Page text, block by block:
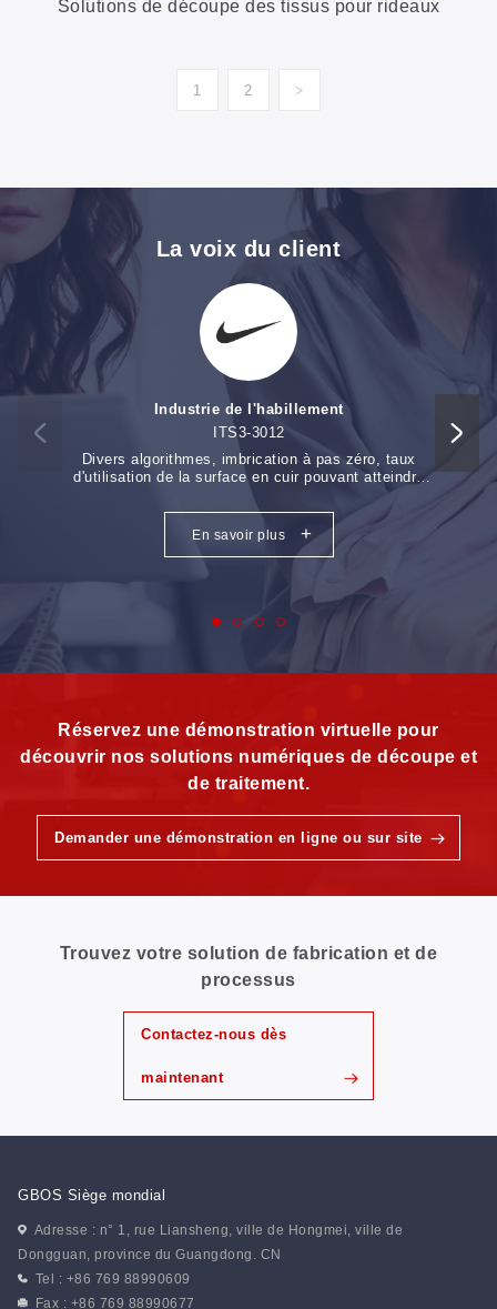
Solutions de découpe des tissus pour rideaux
1 2 >
La voix du client
Industrie de l'habillement
ITS3-3012
Divers algorithmes, imbrication à pas zéro, taux
d'utilisation de la surface en cuir pouvant atteindre
85% ou plus.
En savoir plus +
il
Réservez une démonstration virtuelle pour
découvrir nos solutions numériques de découpe et
de traitement.
Demander une démonstration en ligne ou sur site
Trouvez votre solution de fabrication et de
processus
Contactez-nous dès
maintenant
GBOS Siège mondial
Adresse : n° 1, rue Liansheng, ville de Hongmei, ville de
Dongguan, province du Guangdong. CN
Tel : +86 769 88990609
Fax : +86 769 88990677